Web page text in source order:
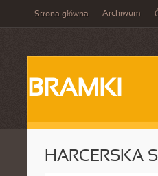
Strona główna Archiwum
BRAMKI
HARCERSKA